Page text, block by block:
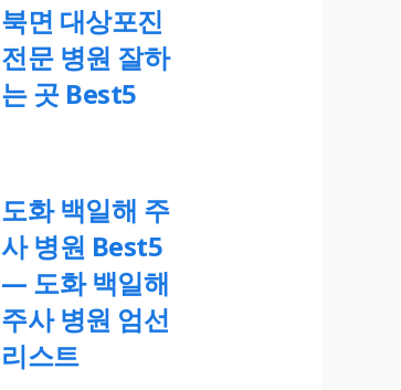
북면 대상포진
전문 병원 잘하
는 곳 Best5
도화 백일해 주
사 병원 Best5
— 도화 백일해
주사 병원 엄선
리스트